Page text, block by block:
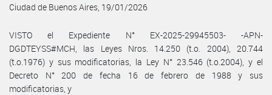
Ciudad de Buenos Aires, 19/01/2026
VISTO el Expediente N° EX-2025-29945503- -APN-
DGDTEYSS#MCH, las Leyes Nros. 14.250 (t.o. 2004), 20.744
(t.o.1976) y sus modificatorias, la Ley N° 23.546 (t.o.2004), y el
Decreto N° 200 de fecha 16 de febrero de 1988 y sus
modificatorias, y